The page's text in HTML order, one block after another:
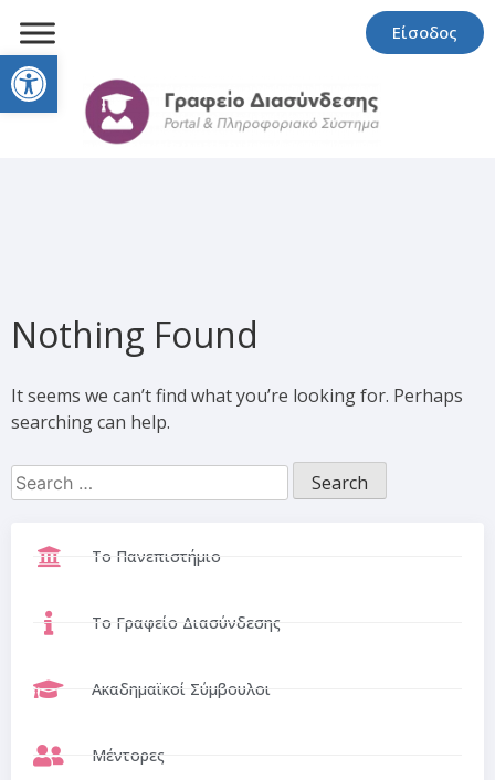
Open toolbar
Είσοδος
Nothing Found
It seems we can’t find what you’re looking for. Perhaps
searching can help.
Το Πανεπιστήμιο
Το Γραφείο Διασύνδεσης
Ακαδημαϊκοί Σύμβουλοι
Μέντορες